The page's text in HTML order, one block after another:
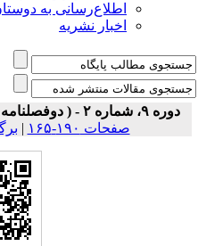
اطلاع‌رسانی به دوستان
اخبار نشریه
|برگشت به